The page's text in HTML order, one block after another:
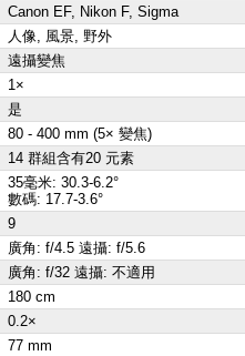
Canon EF, Nikon F, Sigma
人像, 風景, 野外
遠攝變焦
1×
是
80 - 400 mm (5× 變焦)
14 群組含有20 元素
35毫米: 30.3-6.2°
數碼: 17.7-3.6°
9
廣角: f/4.5 遠攝: f/5.6
廣角: f/32 遠攝: 不適用
180 cm
0.2×
77 mm